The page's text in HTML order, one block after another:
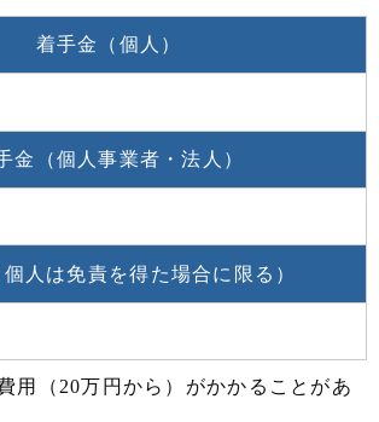
着手金（個人）
金（個人事業者・法人）
人は免責を得た場合に限る）
用（20万円から）がかかることがあ